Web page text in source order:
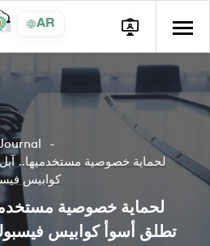
AR
لحماية خصوصية مستخدميها..
كوابيس
لحماية خصوصية
تطلق أسوأ كوابيس